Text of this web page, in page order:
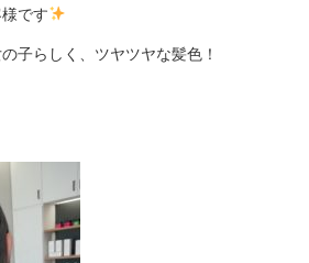
です
子らしく、ツヤツヤな髪色！